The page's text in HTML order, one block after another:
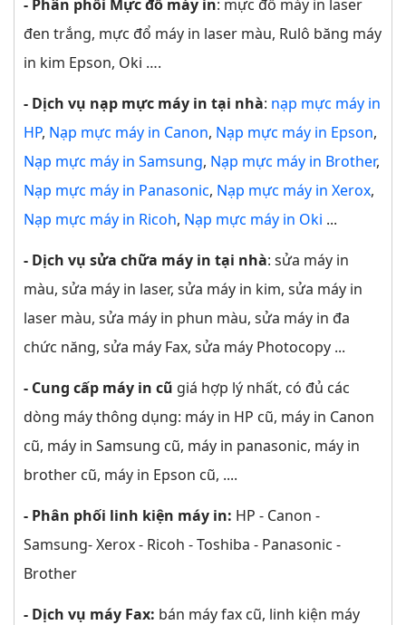
- Phân phối Mực đổ máy in: mực đổ máy in laser
đen trắng, mực đổ máy in laser màu, Rulô băng máy
in kim Epson, Oki ….
- Dịch vụ nạp mực máy in tại nhà: nạp mực máy in
HP, Nạp mực máy in Canon, Nạp mực máy in Epson,
Nạp mực máy in Samsung, Nạp mực máy in Brother,
Nạp mực máy in Panasonic, Nạp mực máy in Xerox,
Nạp mực máy in Ricoh, Nạp mực máy in Oki ...
- Dịch vụ sửa chữa máy in tại nhà: sửa máy in
màu, sửa máy in laser, sửa máy in kim, sửa máy in
laser màu, sửa máy in phun màu, sửa máy in đa
chức năng, sửa máy Fax, sửa máy Photocopy ...
- Cung cấp máy in cũ giá hợp lý nhất, có đủ các
dòng máy thông dụng: máy in HP cũ, máy in Canon
cũ, máy in Samsung cũ, máy in panasonic, máy in
brother cũ, máy in Epson cũ, ....
- Phân phối linh kiện máy in: HP - Canon -
Samsung- Xerox - Ricoh - Toshiba - Panasonic -
Brother
- Dịch vụ máy Fax: bán máy fax cũ, linh kiện máy